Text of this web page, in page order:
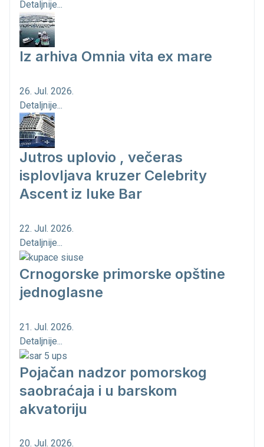
Detaljnije...
Iz arhiva Omnia vita ex mare
26. Jul. 2026.
Detaljnije...
Jutros uplovio , večeras
isplovljava kruzer Celebrity
Ascent iz luke Bar
22. Jul. 2026.
Detaljnije...
Crnogorske primorske opštine
jednoglasne
21. Jul. 2026.
Detaljnije...
Pojačan nadzor pomorskog
saobraćaja i u barskom
akvatoriju
20. Jul. 2026.